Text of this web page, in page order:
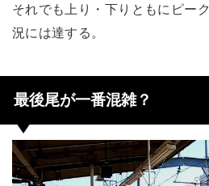
それでも上り・下りともにピー
況には達する。
最後尾が一番混雑？